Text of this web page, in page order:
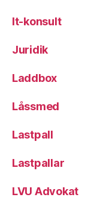
It-konsult
Juridik
Laddbox
Låssmed
Lastpall
Lastpallar
LVU Advokat